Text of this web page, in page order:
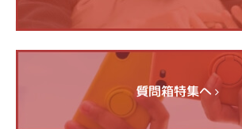
質問箱特集へ